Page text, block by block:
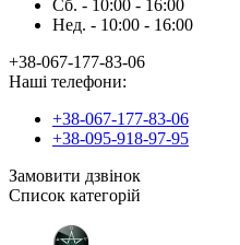
Сб. - 10:00 - 16:00
Нед. - 10:00 - 16:00
+38-067-177-83-06
Наші телефони:
+38-067-177-83-06
+38-095-918-97-95
Замовити дзвінок
Список категорій